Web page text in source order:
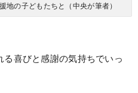
地の子どもたちと（中央が筆者）
喜びと感謝の気持ちでいっ